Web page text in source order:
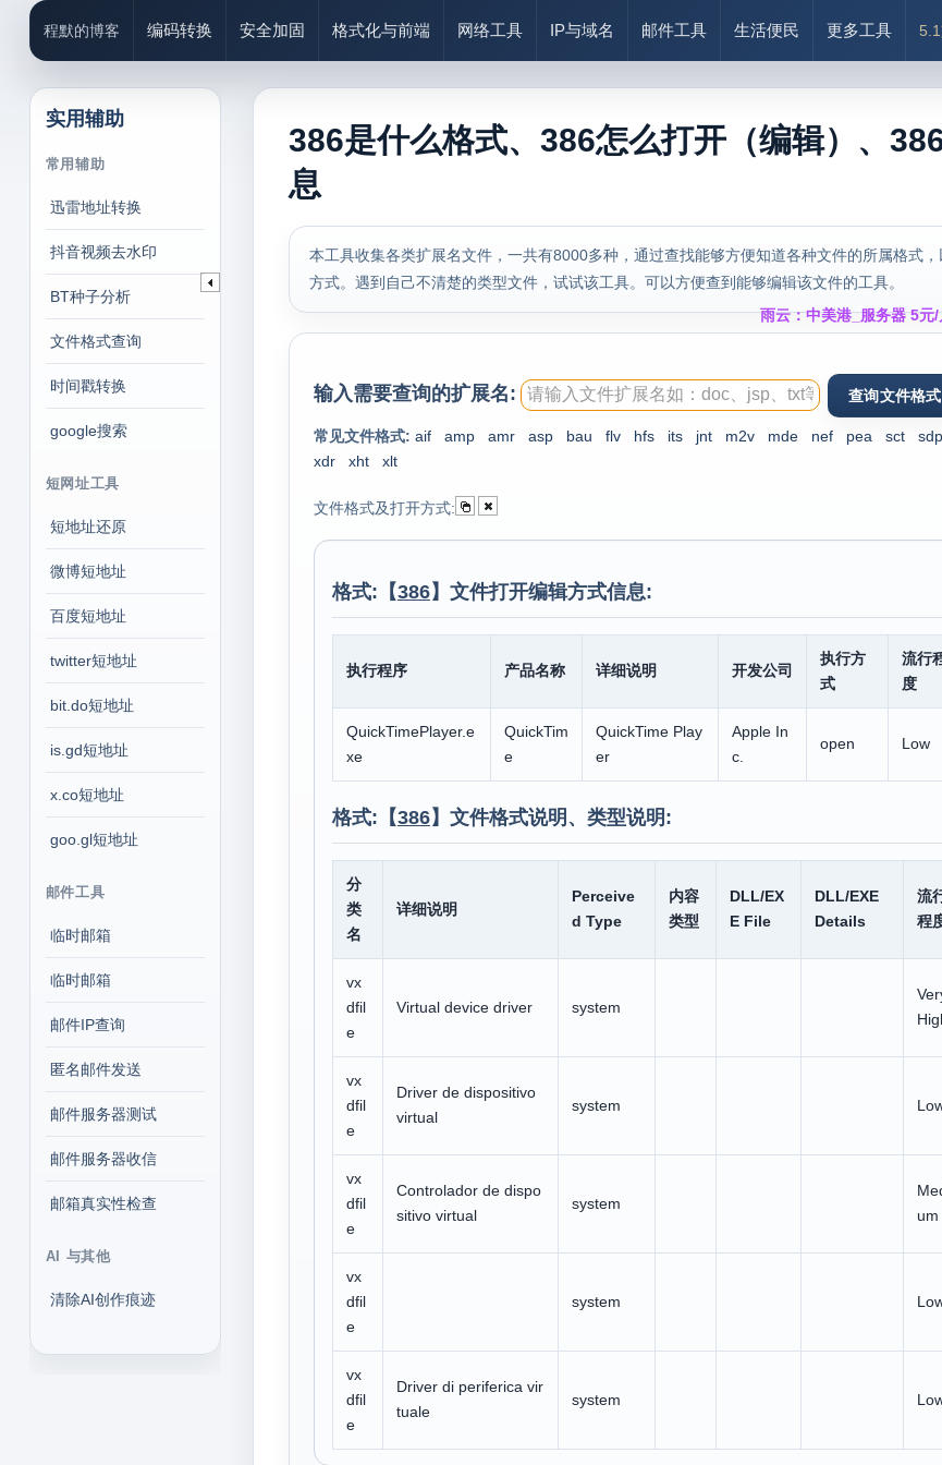
程默的博客 编码转换 安全加固 格式化与前端 网络工具 IP与域名 邮件工具 生活便民 更多工具
实用辅助
常用辅助
迅雷地址转换
抖音视频去水印
BT种子分析
文件格式查询
时间戳转换
google搜索
短网址工具
短地址还原
微博短地址
百度短地址
twitter短地址
bit.do短地址
is.gd短地址
x.co短地址
goo.gl短地址
邮件工具
临时邮箱
临时邮箱
邮件IP查询
匿名邮件发送
邮件服务器测试
邮件服务器收信
邮箱真实性检查
AI 与其他
清除AI创作痕迹
386是什么格式、386怎么打开（编辑）、
息
本工具收集各类扩展名文件，一共有8000多种，通过查找能够方便知道各种文件的所属格式
方式。遇到自己不清楚的类型文件，试试该工具。可以方便查到能够编辑该文件的工具。
雨云：中美港_服务器 5元
输入需要查询的扩展名:
常见文件格式: aif amp amr asp bau flv hfs its jnt m2v mde nef pea sct sdp
xdr
xht xlt
文件格式及打开方式:
格式:【386】文件打开编辑方式信息:
执行程序 产品名称 详细说明 开发公司
执行方
式
流行
度
QuickTimePlayer.e
xe
QuickTim
e
QuickTime Play
er
Apple In
c.
open Low
格式:【386】文件格式说明、类型说明:
分
类
名
详细说明
Perceive
d Type
内容
类型
DLL/EX
E File
DLL/EXE
Details
流
程
vx
dfil
e
Virtual device driver system
vx
dfil
e
Driver de dispositivo
virtual
system
vx
dfil
e
Controlador de dispo
sitivo virtual
system
um
vx
dfil
e
system
vx
dfil
e
Driver di periferica vir
tuale
system